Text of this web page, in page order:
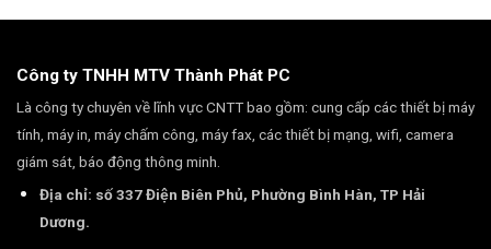
Công ty TNHH MTV Thành Phát PC
Là công ty chuyên về lĩnh vực CNTT bao gồm: cung cấp các thiết bị máy
tính, máy in, máy chấm công, máy fax, các thiết bị mạng, wifi, camera
giám sát, báo động thông minh.
Địa chỉ: số 337 Điện Biên Phủ, Phường Bình Hàn, TP Hải
Dương.